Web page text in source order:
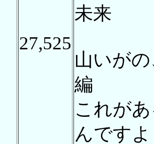
27,525
未来
山いが
編
これが
んですよ